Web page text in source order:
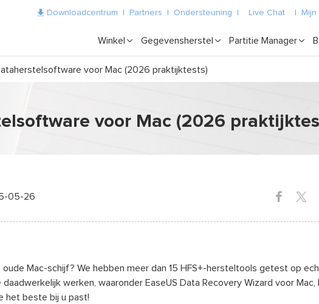
Downloadcentrum Partners Ondersteuning Live Chat
Winkel Gegevensherstel Partitie Manager
voor Mac (2026 praktijktests)
voor Mac (2026
05-26
Mac-schijf? We hebben meer dan 15 HFS+-hersteltools getest op
werken, waaronder EaseUS Data Recovery Wizard voor Mac,
het beste bij u past!